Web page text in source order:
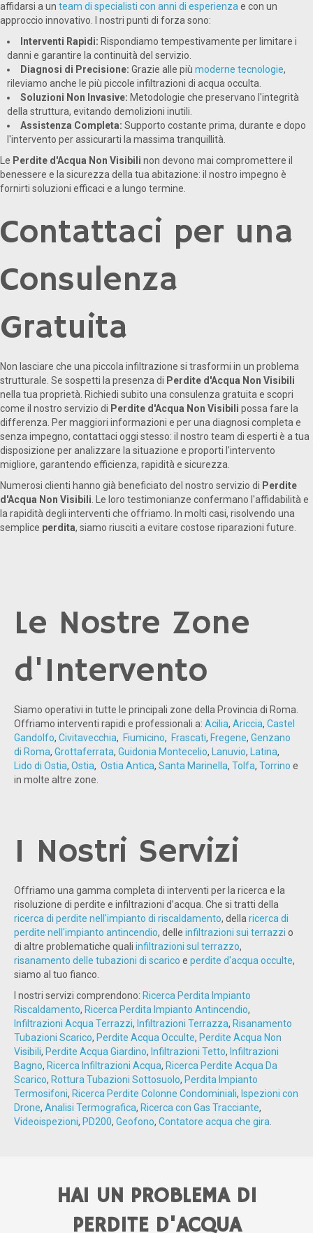
affidarsi a un team di specialisti con anni di esperienzae con un
approccio innovativo. I nostri punti di forza sono:
Interventi Rapidi: Rispondiamo tempestivamente per limitare i
danni e garantire la continuità del servizio.
Diagnosi di Precisione: Grazie alle più moderne tecnologie,
rileviamo anche le più piccole infiltrazioni di acqua occulta.
Soluzioni Non Invasive: Metodologie che preservano l'integrità
della struttura, evitando demolizioni inutili.
Assistenza Completa: Supporto costante prima, durante e dopo
l'intervento per assicurarti la massima tranquillità.
Le Perdite d'Acqua Non Visibili non devono mai compromettere il
benessere e la sicurezza della tua abitazione: il nostro impegno è
fornirti soluzioni efficaci e a lungo termine.
Contattaci per una
Consulenza
Gratuita
Non lasciare che una piccola infiltrazione si trasformi in un problema
strutturale. Se sospetti la presenza di Perdite d'Acqua Non Visibili
nella tua proprietà. Richiedi subito una consulenza gratuita e scopri
come il nostro servizio di Perdite d'Acqua Non Visibili possa fare la
differenza. Per maggiori informazioni e per una diagnosi completa e
senza impegno, contattaci oggi stesso: il nostro team di esperti è a tua
disposizione per analizzare la situazione e proporti l'intervento
migliore, garantendo efficienza, rapidità e sicurezza.
Numerosi clienti hanno già beneficiato del nostro servizio di Perdite
d'Acqua Non Visibili. Le loro testimonianze confermano l'affidabilità e
la rapidità degli interventi che offriamo. In molti casi, risolvendo una
semplice perdita, siamo riusciti a evitare costose riparazioni future.
Le Nostre Zone
d'Intervento
Siamo operativi in tutte le principali zone della Provincia di Roma.
Offriamo interventi rapidi e professionali a: Acilia, Ariccia, Castel
Gandolfo, Civitavecchia, Fiumicino, Frascati, Fregene, Genzano
di Roma, Grottaferrata, Guidonia Montecelio, Lanuvio, Latina,
Lido di Ostia, Ostia, Ostia Antica, Santa Marinella, Tolfa, Torrino e
in molte altre zone.
I Nostri Servizi
Offriamo una gamma completa di interventi per la ricerca e la
risoluzione di perdite e infiltrazioni d’acqua. Che si tratti della
ricerca di perdite nell'impianto di riscaldamento, dellaricerca di
perdite nell'impianto antincendio, delle infiltrazioni sui terrazzi o
di altre problematiche quali infiltrazioni sul terrazzo,
risanamento delle tubazioni di scarico e perdite d'acqua occulte,
siamo al tuo fianco.
I nostri servizi comprendono: Ricerca Perdita Impianto
Riscaldamento, Ricerca Perdita Impianto Antincendio,
Infiltrazioni Acqua Terrazzi, Infiltrazioni Terrazza, Risanamento
Tubazioni Scarico, Perdite Acqua Occulte, Perdite Acqua Non
Visibili, Perdite Acqua Giardino, Infiltrazioni Tetto, Infiltrazioni
Bagno, Ricerca Infiltrazioni Acqua, Ricerca Perdite Acqua Da
Scarico, Rottura Tubazioni Sottosuolo, Perdita Impianto
Termosifoni, Ricerca Perdite Colonne Condominiali, Ispezioni con
Drone, Analisi Termografica, Ricerca con Gas Tracciante,
Videoispezioni, PD200, Geofono, Contatore acqua che gira.
HAI UN PROBLEMA DI
PERDITE D'ACQUA